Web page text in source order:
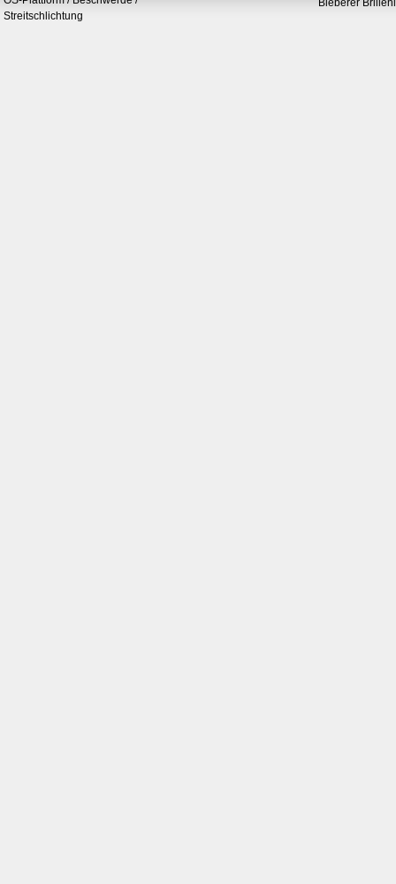
Streitschlichtung
Bieberer